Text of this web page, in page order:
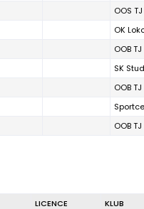
OOS
OK
OOB
SK
OOB
OOB
LICENCE KLUB